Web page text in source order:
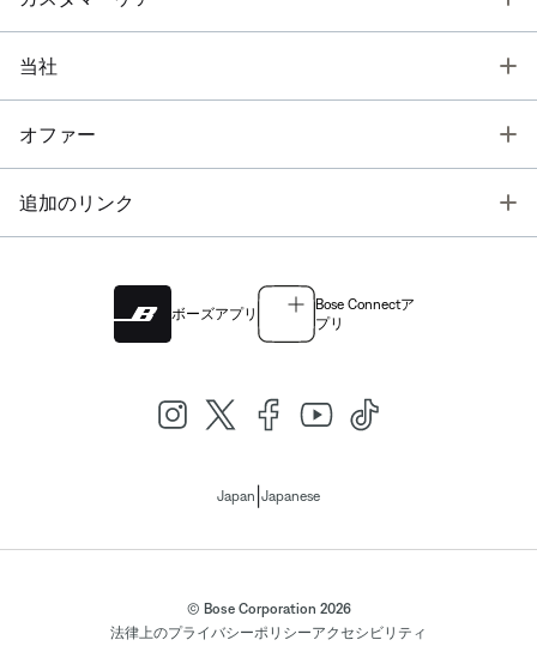
当社
オファー
追加のリンク
ボーズアプリ
Bose Connectア
プリ
Japan Japanese
© Bose Corporation 2026
法律上のプライバシーポリシーアクセシビリティ